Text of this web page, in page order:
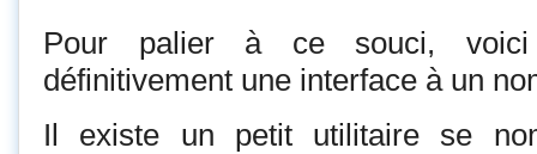
Pour palier à ce souci, voici
définitivement une interface à un
Il existe un petit utilitaire se